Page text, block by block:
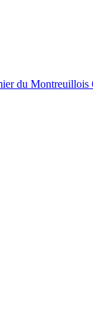
du Montreuillois